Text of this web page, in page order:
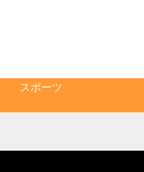
スポーツ